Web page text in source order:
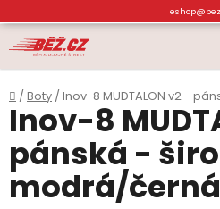
na
obsah
Domů
/ Boty / Inov-8 MUDTALON v2 -
Inov-8
pánská -
modrá/černá